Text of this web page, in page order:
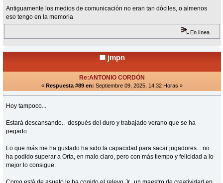
Antiguamente los medios de comunicación no eran tan dóciles, o almenos
eso tengo en la memoria
En línea
jmpn
Re:ANTONIO CORDÓN
« Respuesta #89 en: Septiembre 09, 2025, 14:32 Horas »
Hoy tampoco...
Estará descansando.. después del duro y trabajado verano que se ha
pegado...
Lo que más me ha gustado ha sido la capacidad para sacar jugadores... no
ha podido superar a Orta, en malo claro, pero con más tiempo y felicidad a lo
mejor lo consigue.